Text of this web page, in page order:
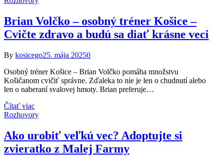
Brian Volčko – osobný tréner Košice –
Cvičte zdravo a budú sa diať krásne veci
By kosicego25. mája 20250
Osobný tréner Košice – Brian Volčko pomáha množstvu
Košičanom cvičiť správne. Zďaleka to nie je len o chudnutí alebo
len o naberaní svalovej hmoty. Brian preferuje…
Čítať viac
Rozhovory
Ako urobiť veľkú vec? Adoptujte si
zvieratko z Malej Farmy